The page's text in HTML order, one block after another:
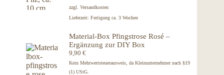
zzgl.Versandkosten
Lieferzeit:Fertigung ca. 3 Wochen
Material-Box Pfingstrose Rosé –
Ergänzung zur DIY Box
9,90€
Kein Mehrwertsteuerausweis, da Kleinunternehmer nach §19
(1) UStG.